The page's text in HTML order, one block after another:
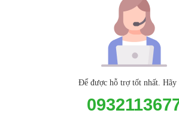
Để được hỗ trợ tốt nhất. Hãy